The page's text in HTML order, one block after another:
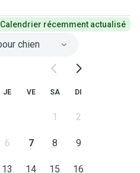
Calendrier récemment actualisé
chien
JE VE SA DI
1 2
6 7 8 9
13 14 15 16